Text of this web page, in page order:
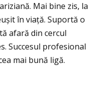
Mai bine zis, la
în viaţă. Suportă o
afară din cercul
Succesul profesional
mai bună ligă.